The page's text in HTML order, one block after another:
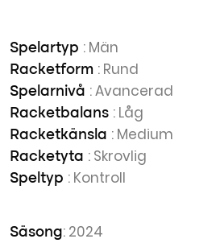
Spelartyp : Män
Racketform : Rund
Spelarnivå : Avancerad
Racketbalans : Låg
Racketkänsla : Medium
Racketyta : Skrovlig
Speltyp : Kontroll
Säsong: 2024